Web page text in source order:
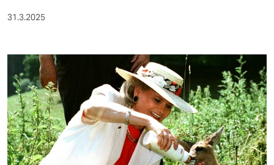
31.3.2025